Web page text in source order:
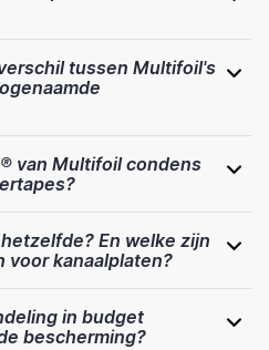
tussen Multifoil's
van Multifoil condens
En welke zijn
voor kanaalplaten?
in budget
bescherming?